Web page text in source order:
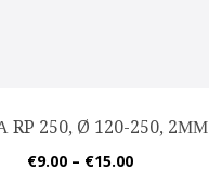
RP 250, Ø 120-250, 2ММ
€9.00 – €15.00